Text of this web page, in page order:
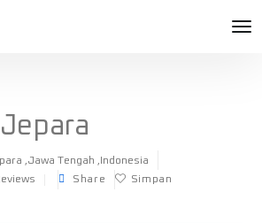
,Jawa Tengah ,Indonesia
Share Simpan